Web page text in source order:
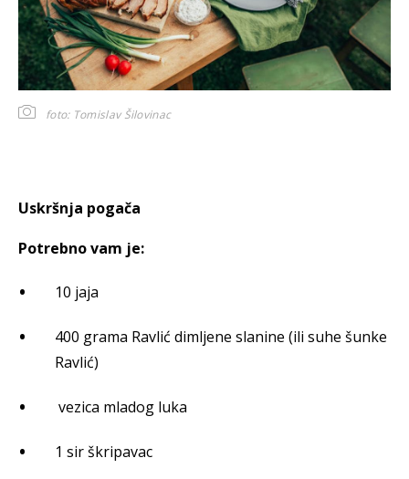
foto: Tomislav Šilovinac
Uskršnja pogača
Potrebno vam je:
10 jaja
400 grama Ravlić dimljene slanine (ili suhe šunke
Ravlić)
vezica mladog luka
1 sir škripavac